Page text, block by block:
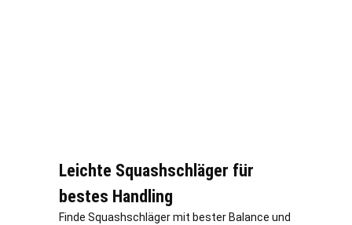
Leichte Squashschläger für
bestes Handling
Finde Squashschläger mit bester Balance und